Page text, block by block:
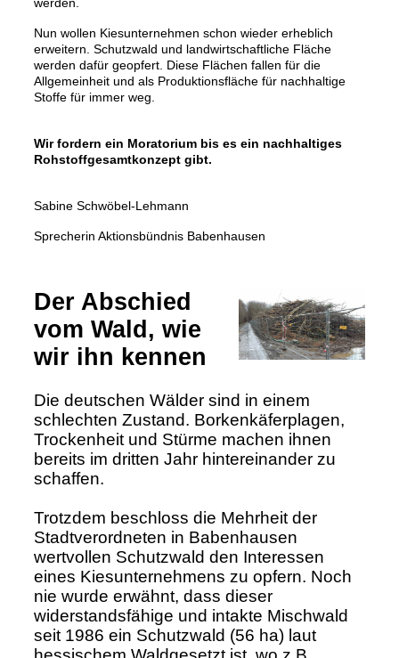
Nun wollen Kiesunternehmen schon wieder erheblich
erweitern. Schutzwald und landwirtschaftliche Fläche
werden dafür geopfert. Diese Flächen fallen für die
Allgemeinheit und als Produktionsfläche für nachhaltige
Stoffe für immer weg.
Wir fordern ein Moratorium bis es ein nachhaltiges
Rohstoffgesamtkonzept gibt.
Sabine Schwöbel-Lehmann
Sprecherin Aktionsbündnis Babenhausen
Der Abschied
vom Wald, wie
wir ihn kennen
Die deutschen Wälder sind in einem
schlechten Zustand. Borkenkäferplagen,
Trockenheit und Stürme machen ihnen
bereits im dritten Jahr hintereinander zu
schaffen.
Trotzdem beschloss die Mehrheit der
Stadtverordneten in Babenhausen
wertvollen Schutzwald den Interessen
eines Kiesunternehmens zu opfern. Noch
nie wurde erwähnt, dass dieser
widerstandsfähige und intakte Mischwald
seit 1986 ein Schutzwald (56 ha) laut